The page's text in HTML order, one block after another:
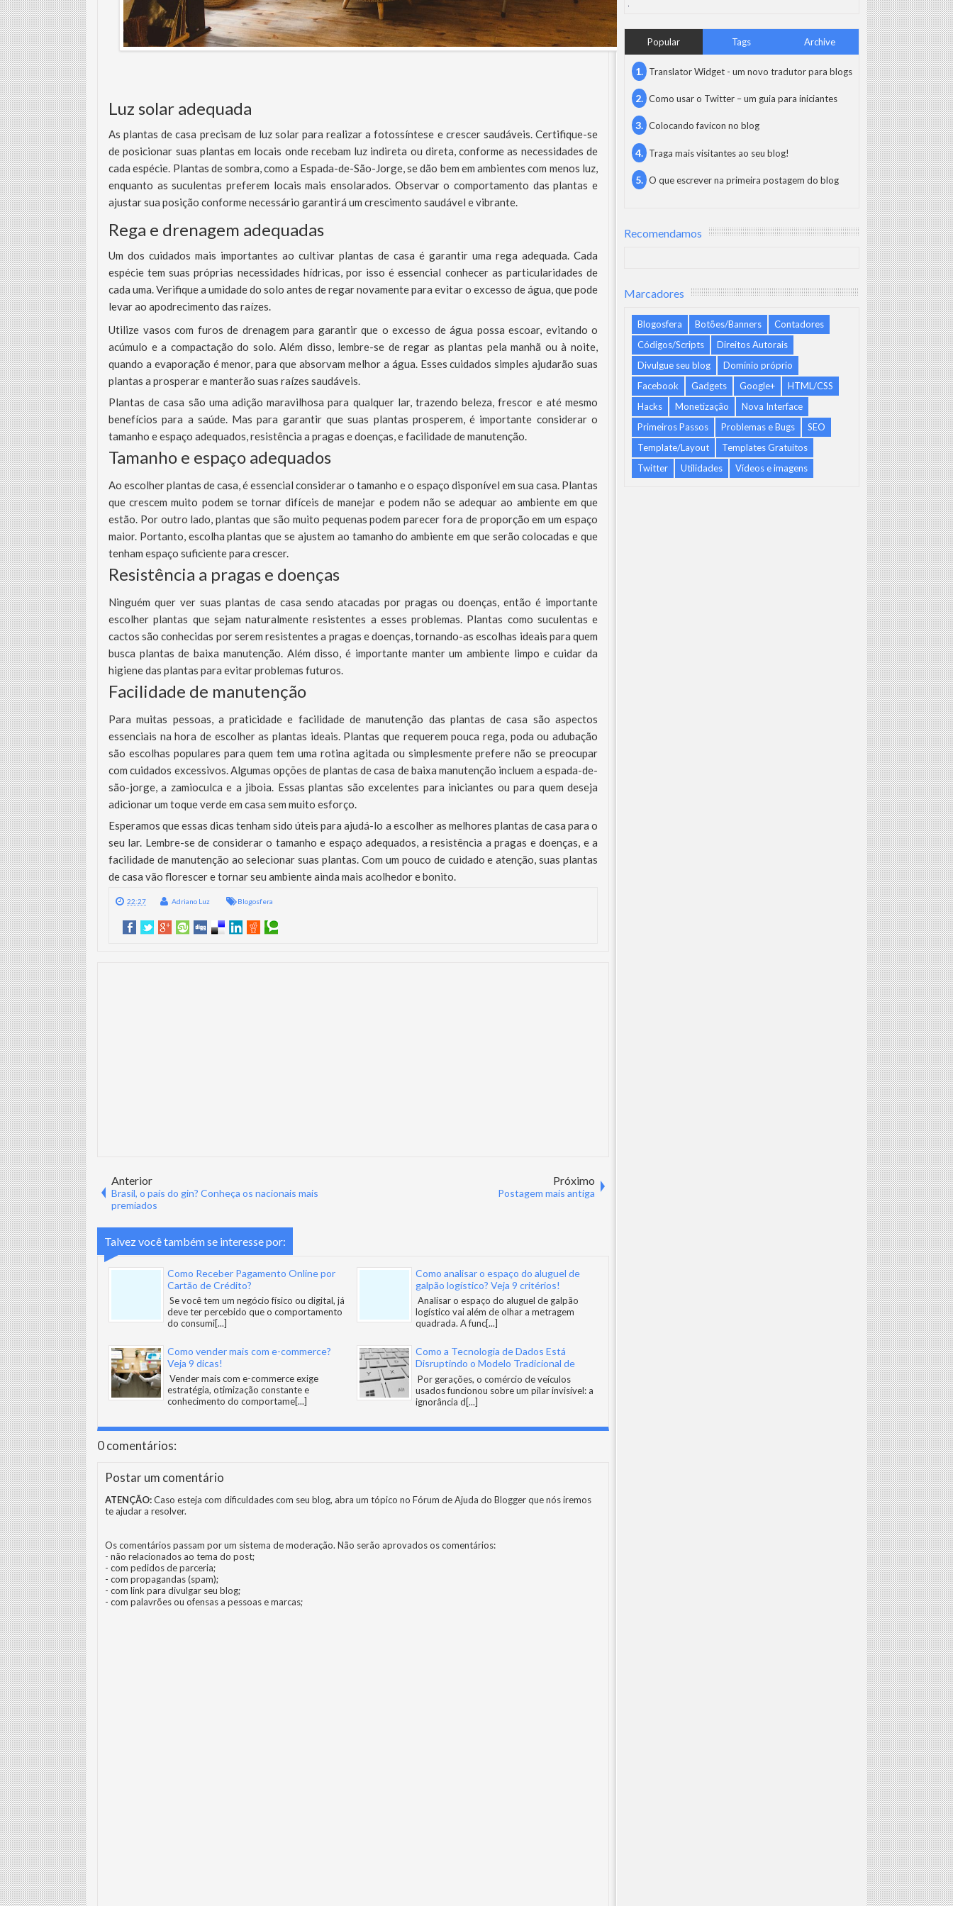
Luz solar adequada
As plantas de casa precisam de luz solar para realizar a fotossíntese e crescer saudáveis. Certifique-se
de posicionar suas plantas em locais onde recebam luz indireta ou direta, conforme as necessidades de
cada espécie. Plantas de sombra, como a Espada-de-São-Jorge, se dão bem em ambientes com menos luz,
enquanto as suculentas preferem locais mais ensolarados. Observar o comportamento das plantas e
ajustar sua posição conforme necessário garantirá um crescimento saudável e vibrante.
Rega e drenagem adequadas
Um dos cuidados mais importantes ao cultivar plantas de casa é garantir uma rega adequada. Cada
espécie tem suas próprias necessidades hídricas, por isso é essencial conhecer as particularidades de
cada uma. Verifique a umidade do solo antes de regar novamente para evitar o excesso de água, que pode
levar ao apodrecimento das raízes.
Utilize vasos com furos de drenagem para garantir que o excesso de água possa escoar, evitando o
acúmulo e a compactação do solo. Além disso, lembre-se de regar as plantas pela manhã ou à noite,
quando a evaporação é menor, para que absorvam melhor a água. Esses cuidados simples ajudarão suas
plantas a prosperar e manterão suas raízes saudáveis.
Plantas de casa são uma adição maravilhosa para qualquer lar, trazendo beleza, frescor e até mesmo
benefícios para a saúde. Mas para garantir que suas plantas prosperem, é importante considerar o
tamanho e espaço adequados, resistência a pragas e doenças, e facilidade de manutenção.
Tamanho e espaço adequados
Ao escolher plantas de casa, é essencial considerar o tamanho e o espaço disponível em sua casa. Plantas
que crescem muito podem se tornar difíceis de manejar e podem não se adequar ao ambiente em que
estão. Por outro lado, plantas que são muito pequenas podem parecer fora de proporção em um espaço
maior. Portanto, escolha plantas que se ajustem ao tamanho do ambiente em que serão colocadas e que
tenham espaço suficiente para crescer.
Resistência a pragas e doenças
Ninguém quer ver suas plantas de casa sendo atacadas por pragas ou doenças, então é importante
escolher plantas que sejam naturalmente resistentes a esses problemas. Plantas como suculentas e
cactos são conhecidas por serem resistentes a pragas e doenças, tornando-as escolhas ideais para quem
busca plantas de baixa manutenção. Além disso, é importante manter um ambiente limpo e cuidar da
higiene das plantas para evitar problemas futuros.
Facilidade de manutenção
Para muitas pessoas, a praticidade e facilidade de manutenção das plantas de casa são aspectos
essenciais na hora de escolher as plantas ideais. Plantas que requerem pouca rega, poda ou adubação
são escolhas populares para quem tem uma rotina agitada ou simplesmente prefere não se preocupar
com cuidados excessivos. Algumas opções de plantas de casa de baixa manutenção incluem a espada-de-
são-jorge, a zamioculca e a jiboia. Essas plantas são excelentes para iniciantes ou para quem deseja
adicionar um toque verde em casa sem muito esforço.
Esperamos que essas dicas tenham sido úteis para ajudá-lo a escolher as melhores plantas de casa para o
seu lar. Lembre-se de considerar o tamanho e espaço adequados, a resistência a pragas e doenças, e a
facilidade de manutenção ao selecionar suas plantas. Com um pouco de cuidado e atenção, suas plantas
de casa vão florescer e tornar seu ambiente ainda mais acolhedor e bonito.
22:27 Adriano Luz Blogosfera
Anterior
Brasil, o país do gin? Conheça os nacionais mais
premiados
Próximo
Postagem mais antiga
Talvez você também se interesse por:
Como Receber Pagamento Online por
Cartão de Crédito?
Se você tem um negócio físico ou digital, já
deve ter percebido que o comportamento
do consumi[...]
Como analisar o espaço do aluguel de
galpão logístico? Veja 9 critérios!
Analisar o espaço do aluguel de galpão
logístico vai além de olhar a metragem
quadrada. A func[...]
Como vender mais com e-commerce?
Veja 9 dicas!
Vender mais com e-commerce exige
estratégia, otimização constante e
conhecimento do comportame[...]
Como a Tecnologia de Dados Está
Disruptindo o Modelo Tradicional de
Revenda
Por gerações, o comércio de veículos
usados funcionou sobre um pilar invisível: a
ignorância d[...]
0 comentários:
Postar um comentário
ATENÇÃO:Caso esteja com dificuldades com seu blog, abra um tópico no Fórum de Ajuda do Bloggerque nós iremos
te ajudar a resolver.
Os comentários passam por um sistema de moderação. Não serão aprovados os comentários:
- não relacionados ao tema do post;
- com pedidos de parceria;
- com propagandas (spam);
- com link para divulgar seu blog;
- com palavrões ou ofensas a pessoas e marcas;
Popular Tags Archive
Translator Widget - um novo tradutor para blogs
Como usar o Twitter – um guia para iniciantes
Colocando favicon no blog
Traga mais visitantes ao seu blog!
O que escrever na primeira postagem do blog
Recomendamos
Marcadores
Blogosfera Botões/Banners
Contadores
Códigos/Scripts
Direitos Autorais
Divulgue seu blog
Domínio próprio
Facebook
Gadgets Google+
HTML/CSS
Hacks
Monetização
Nova Interface
Primeiros Passos
Problemas e Bugs
SEO
Template/Layout
Templates Gratuitos
Twitter
Utilidades Vídeos e imagens